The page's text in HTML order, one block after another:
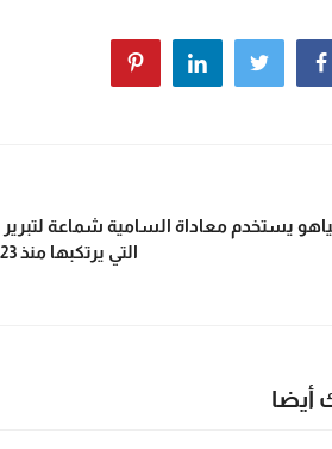
يستخدم معاداة السامية شماعة لتبرير
التي يرتكبها منذ 23 شهرا
أيضا